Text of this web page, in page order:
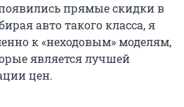
прямые скидки в
авто такого класса, я
к «неходовым» моделям,
является лучшей
цен.